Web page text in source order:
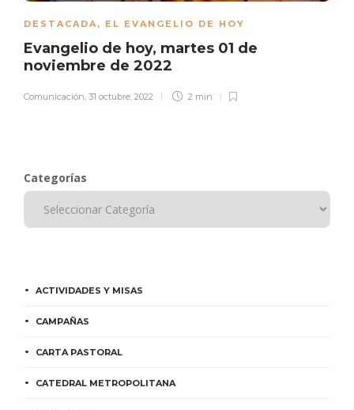
DESTACADA, EL EVANGELIO DE HOY
Evangelio de hoy, martes 01 de
noviembre de 2022
Comunicación, 31 octubre, 2022 2 min
Categorías
ACTIVIDADES Y MISAS
CAMPAÑAS
CARTA PASTORAL
CATEDRAL METROPOLITANA